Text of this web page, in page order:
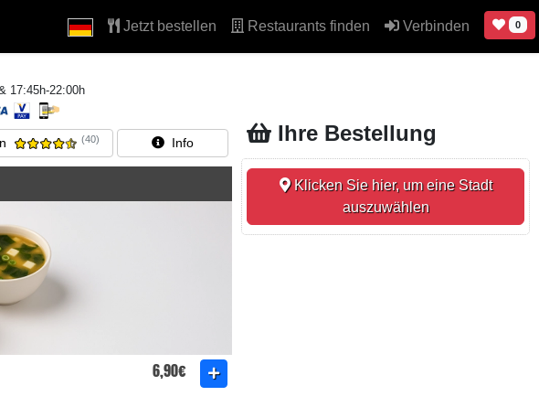
Jetzt bestellen Restaurants finden Verbinden 0
17:45h-22:00h
(40) Info
6,90€
Ihre Bestellung
Klicken Sie hier, um eine Stadt
auszuwählen